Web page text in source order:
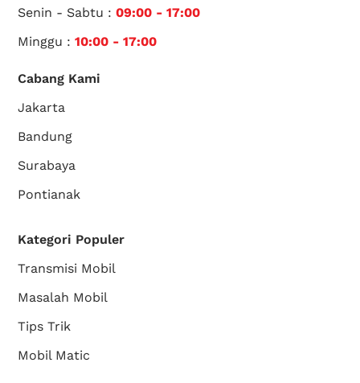
Senin - Sabtu :09:00 - 17:00
Minggu :10:00 - 17:00
Cabang Kami
Jakarta
Bandung
Surabaya
Pontianak
Kategori Populer
Transmisi Mobil
Masalah Mobil
Tips Trik
Mobil Matic